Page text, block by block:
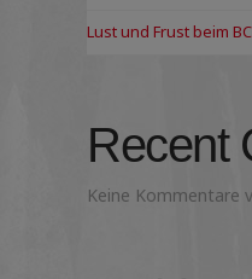
Lust und Frust beim
Recent
Keine Kommentare